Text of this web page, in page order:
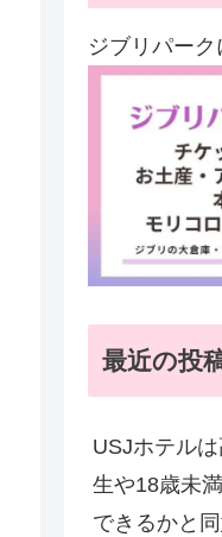
ジブリパー
最近の投
USJホテル
生や18歳未
できるかと